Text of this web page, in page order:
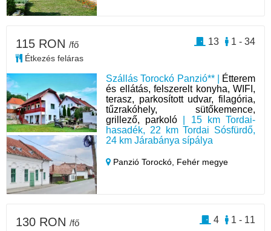
Szállás Torockó Panzió** |
Étterem
és ellátás, felszerelt konyha, WIFI,
terasz, parkosított udvar, filagória,
tűzrakóhely, sütőkemence,
grillező, parkoló | 15 km Tordai-
hasadék, 22 km Tordai Sósfürdő,
24 km Járabánya sípálya
Panzió Torockó, Fehér megye
115 RON /fő
Étkezés feláras
1 - 34
13
130 RON /fő 1 - 11
4